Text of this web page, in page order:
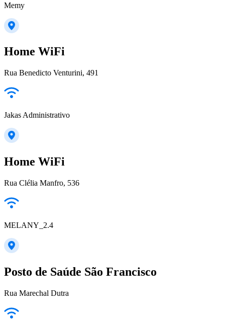
Memy
Home WiFi
Rua Benedicto Venturini, 491
Jakas Administrativo
Home WiFi
Rua Clélia Manfro, 536
MELANY_2.4
Posto de Saúde São Francisco
Rua Marechal Dutra